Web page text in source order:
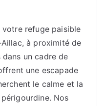
votre refuge paisible
à proximité de
un cadre de
une escapade
le calme et la
Nos